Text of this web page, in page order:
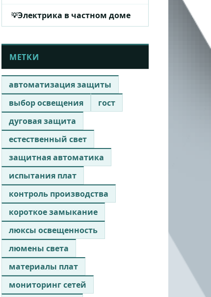
Электрика в частном доме
МЕТКИ
автоматизация защиты
выбор освещения
гост
дуговая защита
естественный свет
защитная автоматика
испытания плат
контроль производства
короткое замыкание
люксы освещенность
люмены света
материалы плат
мониторинг сетей